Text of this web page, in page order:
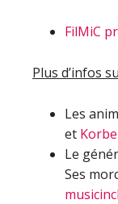
FilMiC
Plus d’infos
Les
et
Le
Ses